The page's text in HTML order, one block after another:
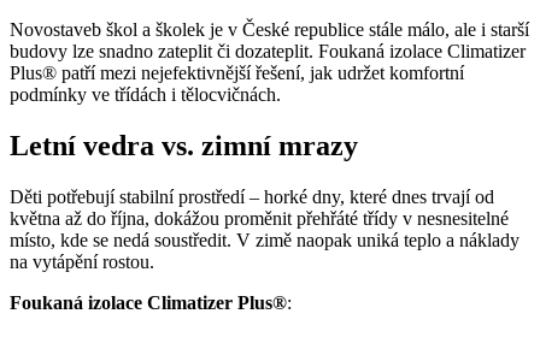
Novostaveb škol a školek je v České republice stále málo, ale i starší
budovy lze snadno zateplit či dozateplit. Foukaná izolace Climatizer
Plus® patří mezi nejefektivnější řešení, jak udržet komfortní
podmínky ve třídách i tělocvičnách.
Letní vedra vs. zimní mrazy
Děti potřebují stabilní prostředí – horké dny, které dnes trvají od
května až do října, dokážou proměnit přehřáté třídy v nesnesitelné
místo, kde se nedá soustředit. V zimě naopak uniká teplo a náklady
na vytápění rostou.
Foukaná izolace Climatizer Plus®: